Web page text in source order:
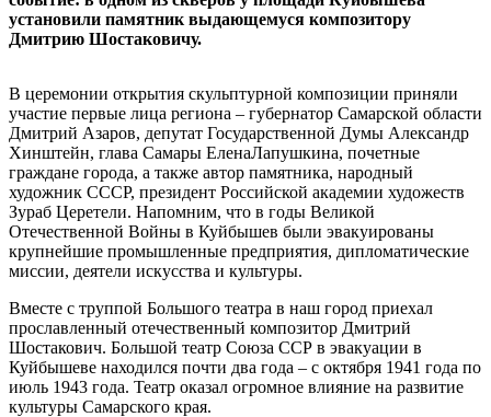
установили памятник выдающемуся композитору
Дмитрию Шостаковичу.
В церемонии открытия скульптурной композиции приняли
участие первые лица региона – губернатор Самарской области
Дмитрий Азаров, депутат Государственной Думы Александр
Хинштейн, глава Самары ЕленаЛапушкина, почетные
граждане города, а также автор памятника, народный
художник СССР, президент Российской академии художеств
Зураб Церетели. Напомним, что в годы Великой
Отечественной Войны в Куйбышев были эвакуированы
крупнейшие промышленные предприятия, дипломатические
миссии, деятели искусства и культуры.
Вместе с труппой Большого театра в наш город приехал
прославленный отечественный композитор Дмитрий
Шостакович. Большой театр Союза ССР в эвакуации в
Куйбышеве находился почти два года – с октября 1941 года по
июль 1943 года. Театр оказал огромное влияние на развитие
культуры Самарского края.